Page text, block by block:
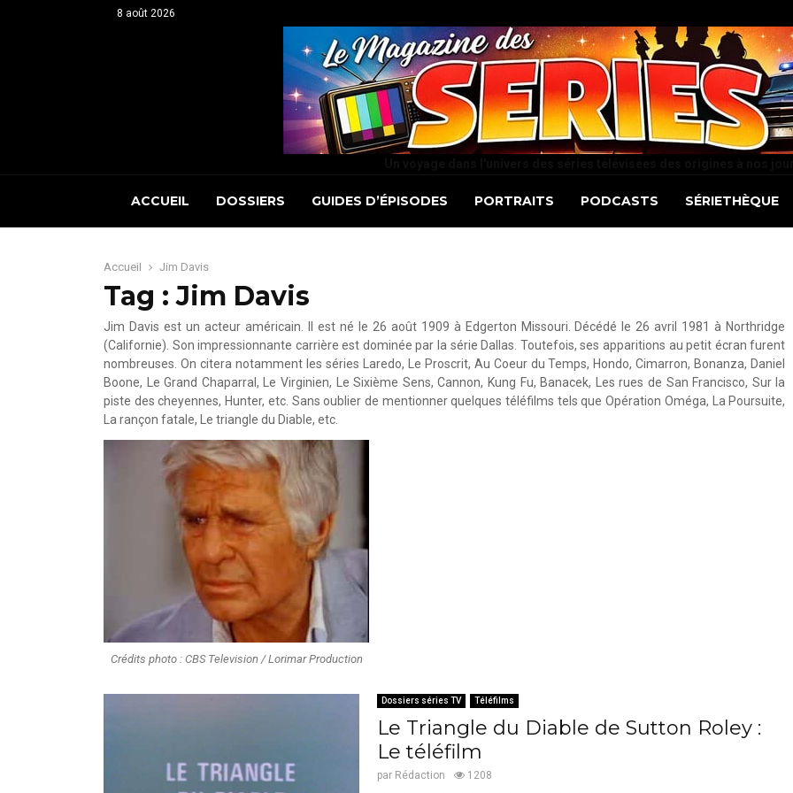
8 août 2026
ACCUEIL DOSSIERS GUIDES D’ÉPISODES PORTRAITS PODCASTS SÉRIETHÈQUE
Accueil Jim Davis
Tag : Jim Davis
Jim Davis est un acteur américain. Il est né le 26 août 1909 à Edgerton Missouri. Décédé le 26 avril 1981 à Northridge
(Californie). Son impressionnante carrière est dominée par la série Dallas. Toutefois, ses apparitions au petit écran furent
nombreuses. On citera notamment les séries Laredo, Le Proscrit, Au Coeur du Temps, Hondo, Cimarron, Bonanza, Daniel
Boone, Le Grand Chaparral, Le Virginien, Le Sixième Sens, Cannon, Kung Fu, Banacek, Les rues de San Francisco, Sur la
piste des cheyennes, Hunter, etc. Sans oublier de mentionner quelques téléfilms tels que Opération Oméga, La Poursuite,
La rançon fatale, Le triangle du Diable, etc.
Crédits photo : CBS Television / Lorimar Production
Dossiers séries TV Téléfilms
Le Triangle du Diable de Sutton Roley :
Le téléfilm
par Rédaction 1208